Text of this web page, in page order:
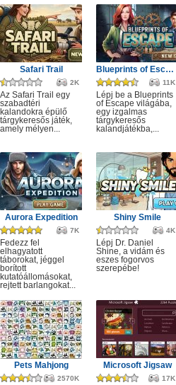
Safari Trail
2K
Az Safari Trail egy
szabadtéri
kalandokra épülő
tárgykeresős játék,
amely mélyen...
Blueprints of Escape
11K
Lépj be a Blueprints
of Escape világába,
egy izgalmas
tárgykeresős
kalandjátékba,...
Aurora Expedition
7K
Fedezz fel
elhagyatott
táborokat, jéggel
borított
kutatóállomásokat,
rejtett barlangokat...
Shiny Smile
4K
Lépj Dr. Daniel
Shine, a vidám és
eszes fogorvos
szerepébe!
Pets Mahjong
2570K
Microsoft Jigsaw
17K